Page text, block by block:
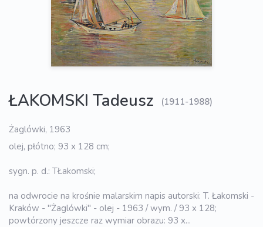
ŁAKOMSKI Tadeusz (1911-1988)
Żaglówki, 1963
olej, płótno; 93 x 128 cm;
sygn. p. d.: TŁakomski;
na odwrocie na krośnie malarskim napis autorski: T. Łakomski -
Kraków - "Żaglówki" - olej - 1963 / wym. / 93 x 128;
powtórzony jeszcze raz wymiar obrazu: 93 x...